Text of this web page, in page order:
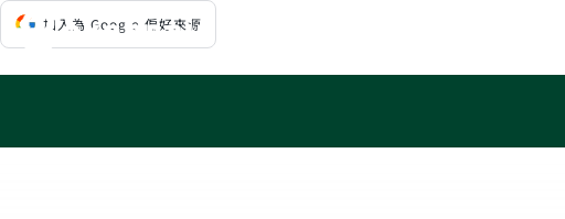
Skip
to
content
加入為 Google 偏好來源